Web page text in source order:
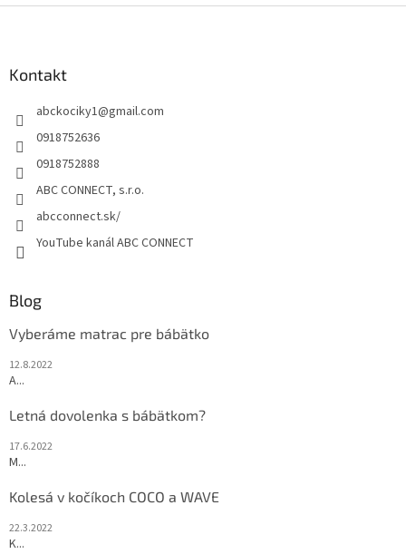
l
Kontakt
abckociky1@gmail.com
0918752636
0918752888
ABC CONNECT, s.r.o.
abcconnect.sk/
YouTube kanál ABC CONNECT
Blog
Vyberáme matrac pre bábätko
12.8.2022
A...
Letná dovolenka s bábätkom?
17.6.2022
M...
Kolesá v kočíkoch COCO a WAVE
22.3.2022
K...